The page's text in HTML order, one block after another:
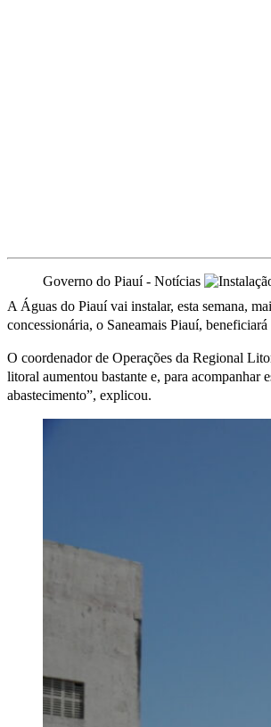
Governo do Piauí - Notícias
A Águas do Piauí vai instalar, esta semana,
concessionária, o Saneamais Piauí,
O coordenador de Operações da Regional
litoral aumentou bastante e, para acompanhar
abastecimento”, explicou.